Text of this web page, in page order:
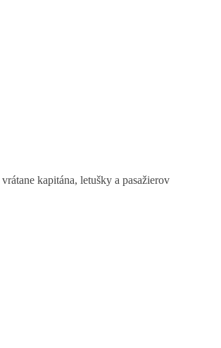
vrátane kapitána, letušky a pasažierov